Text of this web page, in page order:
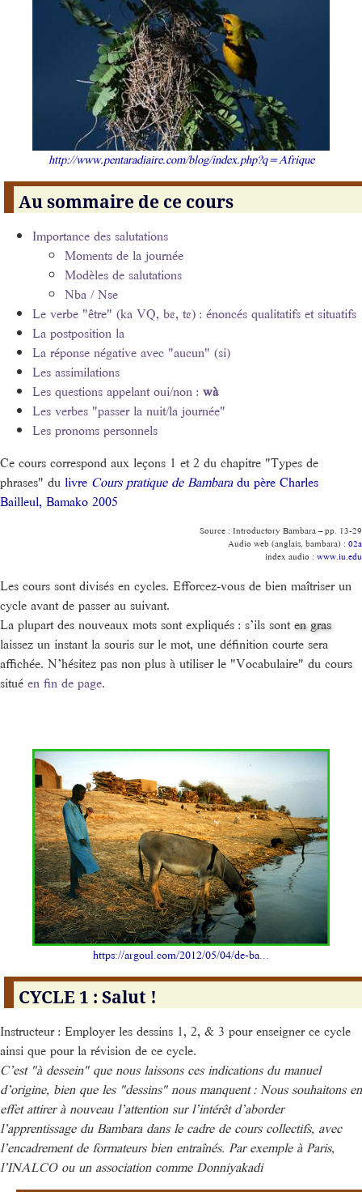
http://www.pentaradiaire.com/blog/index.php?q=Afrique
Au sommaire de ce cours
Importance des salutations
Moments de la journée
Modèles de salutations
Nba / Nse
Le verbe "être" (ka VQ, bɛ, tɛ) : énoncés qualitatifs et situatifs
La postposition la
La réponse négative avec "aucun" (si)
Les assimilations
Les questions appelant oui/non : wà
Les verbes "passer la nuit/la journée"
Les pronoms personnels
Ce cours correspond aux leçons 1 et 2 du chapitre "Types de
phrases" du livre Cours pratique de Bambaradu père Charles
Bailleul, Bamako 2005
Source : Introductory Bambara – pp. 13-29
Audio web (anglais, bambara) : 02a
index audio : www.iu.edu
Les cours sont divisés en cycles. Efforcez-vous de bien maîtriser un
cycle avant de passer au suivant.
La plupart des nouveaux mots sont expliqués : s’ils sonten gras
laissez un instant la souris sur le mot, une définition courte sera
affichée. N’hésitez pas non plus à utiliser le "Vocabulaire" du cours
situé en fin de page.
https://argoul.com/2012/05/04/de-ba...
CYCLE 1 : Salut !
Instructeur : Employer les dessins 1, 2, & 3 pour enseigner ce cycle
ainsi que pour la révision de ce cycle.
C’est "à dessein" que nous laissons ces indications du manuel
d’origine, bien que les "dessins" nous manquent : Nous souhaitons en
effet attirer à nouveau l’attention sur l’intérêt d’aborder
l’apprentissage du Bambara dans le cadre de cours collectifs, avec
l’encadrement de formateurs bien entraînés. Par exemple à Paris,
l’INALCO ou un association comme Donniyakadi